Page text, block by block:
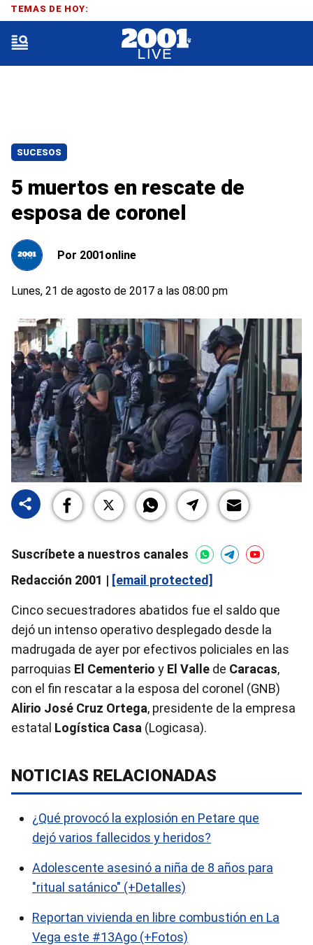
SUCESOS
5 muertos en rescate de
esposa de coronel
Por 2001online
Lunes, 21 de agosto de 2017 a las 08:00 pm
Suscríbete a nuestros canales
Redacción 2001 | [email protected]
Cinco secuestradores abatidos fue el saldo que
dejó un intenso operativo desplegado desde la
madrugada de ayer por efectivos policiales en las
parroquias El Cementerio y El Valle de Caracas,
con el fin rescatar a la esposa del coronel (GNB)
Alirio José Cruz Ortega, presidente de la empresa
estatal Logística Casa (Logicasa).
NOTICIAS RELACIONADAS
¿Qué provocó la explosión en Petare que
dejó varios fallecidos y heridos?
Adolescente asesinó a niña de 8 años para
"ritual satánico" (+Detalles)
Reportan vivienda en libre combustión en La
Vega este #13Ago (+Fotos)
TEMAS DE HOY: